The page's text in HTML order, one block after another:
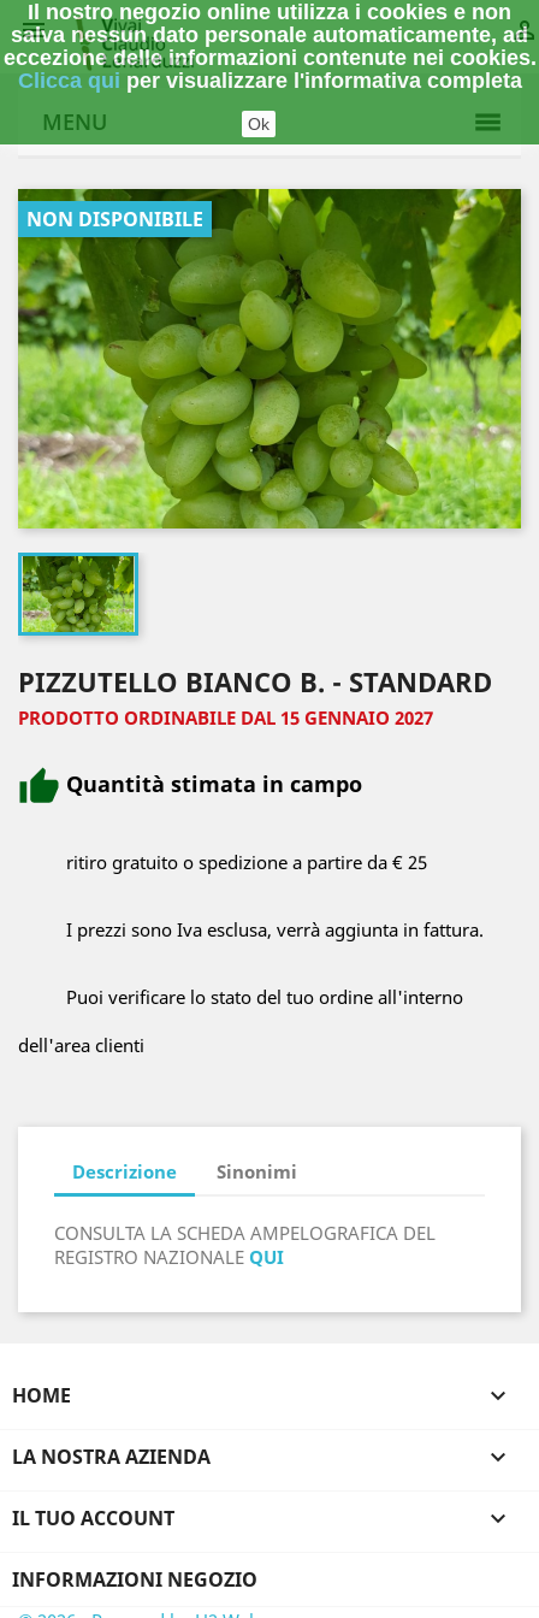
Il nostro negozio online utilizza i cookies e non
salva nessun dato personale automaticamente, ad
eccezione delle informazioni contenute nei cookies.
Clicca qui per visualizzare l'informativa completa
Ok
 
MENU
NON DISPONIBILE
PIZZUTELLO BIANCO B. - STANDARD
PRODOTTO ORDINABILE DAL 15 GENNAIO 2027
Quantità stimata in campo
ritiro gratuito o spedizione a partire da € 25
I prezzi sono Iva esclusa, verrà aggiunta in fattura.
Puoi verificare lo stato del tuo ordine all'interno
dell'area clienti
Descrizione Sinonimi
CONSULTA LA SCHEDA AMPELOGRAFICA DEL
REGISTRO NAZIONALE QUI
HOME 
LA NOSTRA AZIENDA 
IL TUO ACCOUNT 
INFORMAZIONI NEGOZIO